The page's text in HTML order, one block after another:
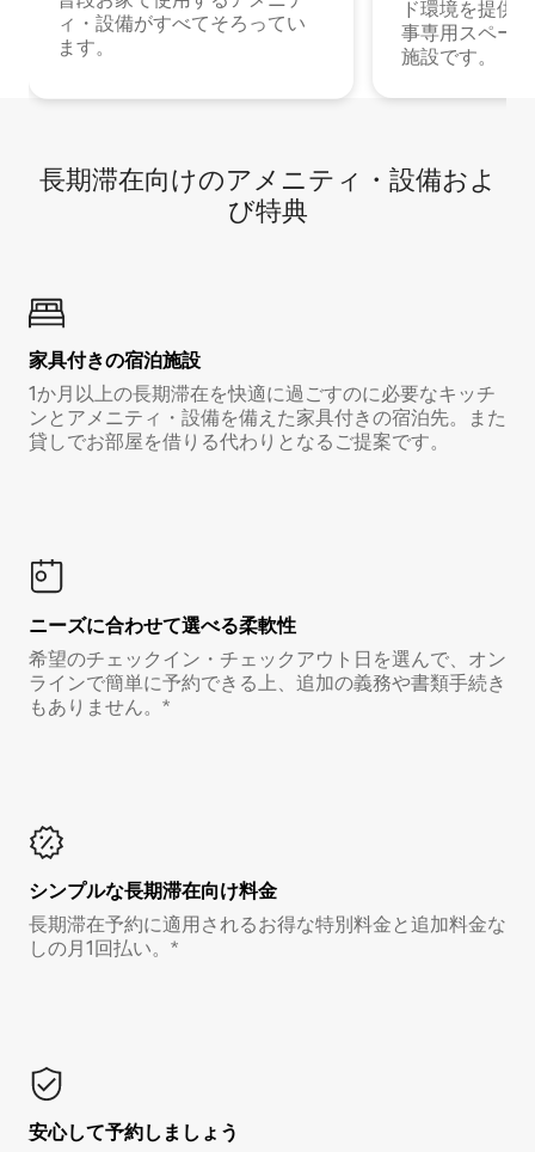
ィ・設備がすべてそろってい
ます。
ド環境を提供
事専用スペー
施設です。
長期滞在向け⁠のア⁠メ⁠ニ⁠テ⁠ィ⁠・設⁠備⁠およ
び特⁠典
家具付き⁠の宿⁠泊⁠施⁠設
1か月以上の長期滞在を快適に過ごすのに必要なキッチ
ンとアメニティ・設備を備えた家具付きの宿泊先。また
貸しでお部屋を借りる代わりとなるご提案です。
ニーズに合わせて選べる柔軟性
希望のチェックイン・チェックアウト日を選んで、オン
ラインで簡単に予約できる上、追加の義務や書類手続き
もありません。*
シンプルな長期滞在向け料金
長期滞在予約に適用されるお得な特別料金と追加料金な
しの月1回払い。*
安心して予約しましょう